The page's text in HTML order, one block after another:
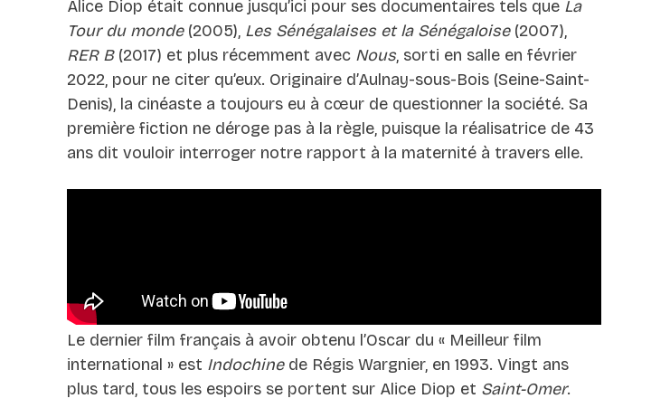
Alice Diop était connue jusqu’ici pour ses documentaires tels que La
Tour du monde(2005), Les Sénégalaises et la Sénégaloise(2007),
RER B(2017) et plus récemment avec Nous, sorti en salle en février
2022, pour ne citer qu’eux. Originaire d’Aulnay-sous-Bois (Seine-Saint-
Denis), la cinéaste a toujours eu à cœur de questionner la société. Sa
première fiction ne déroge pas à la règle, puisque la réalisatrice de 43
ans dit vouloir interroger notre rapport à la maternité à travers elle.
Le dernier film français à avoir obtenu l’Oscar du « Meilleur film
international » est Indochinede Régis Wargnier, en 1993. Vingt ans
plus tard, tous les espoirs se portent sur Alice Diop et Saint-Omer.